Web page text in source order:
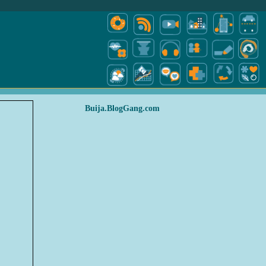
Buija.BlogGang.com